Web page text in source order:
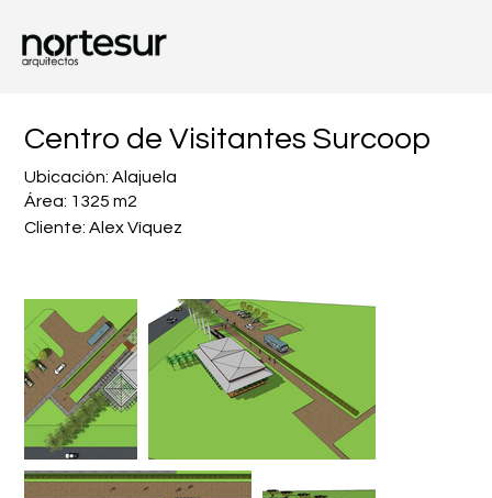
Centro de Visitantes Surcoop
Ubicación: Alajuela
Área: 1325 m2
Cliente: Alex Víquez